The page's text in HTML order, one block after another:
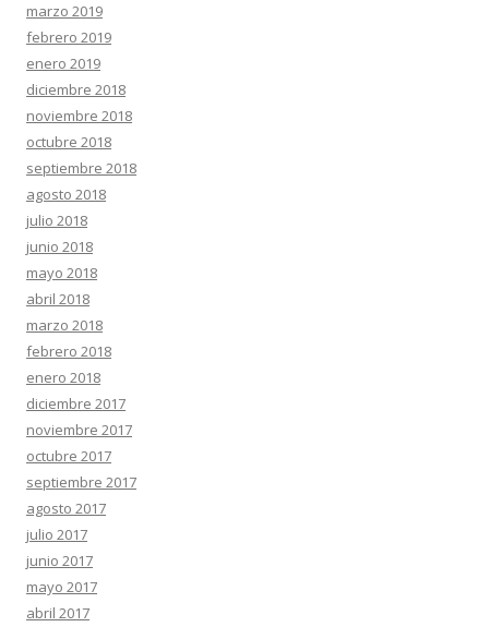
marzo 2019
febrero 2019
enero 2019
diciembre 2018
noviembre 2018
octubre 2018
septiembre 2018
agosto 2018
julio 2018
junio 2018
mayo 2018
abril 2018
marzo 2018
febrero 2018
enero 2018
diciembre 2017
noviembre 2017
octubre 2017
septiembre 2017
agosto 2017
julio 2017
junio 2017
mayo 2017
abril 2017